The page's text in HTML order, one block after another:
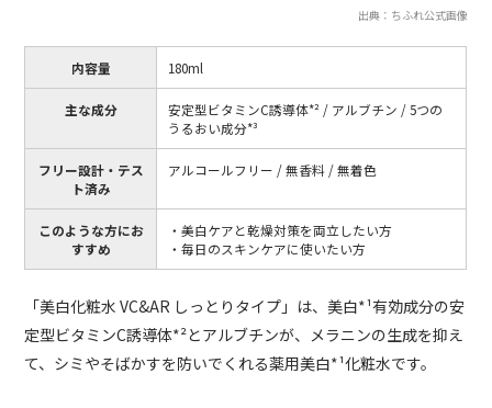
出典：ちふれ公式画像
内容量 180ml
主な成分
安定型ビタミンC誘導体*² / アルブチン / 5つの
うるおい成分*³
フリー設計・テス
ト済み
アルコールフリー / 無香料 / 無着色
このような方にお
すすめ
・美白ケアと乾燥対策を両立したい方
・毎日のスキンケアに使いたい方
「美白化粧水 VC&AR しっとりタイプ」は、美白*¹有効成分の安
定型ビタミンC誘導体*²とアルブチンが、メラニンの生成を抑え
て、シミやそばかすを防いでくれる薬用美白*¹化粧水です。